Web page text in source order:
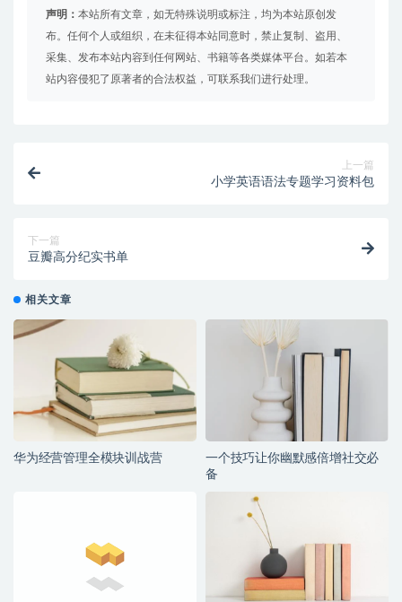
声明： 本站所有文章，如无特殊说明或标注，均为本站原创发
布。任何个人或组织，在未征得本站同意时，禁止复制、盗用、
采集、发布本站内容到任何网站、书籍等各类媒体平台。如若本
站内容侵犯了原著者的合法权益，可联系我们进行处理。
上一篇
小学英语语法专题学习资料包
下一篇
豆瓣高分纪实书单
相关文章
华为经营管理全模块训战营
一个技巧让你幽默感倍增社交必
备